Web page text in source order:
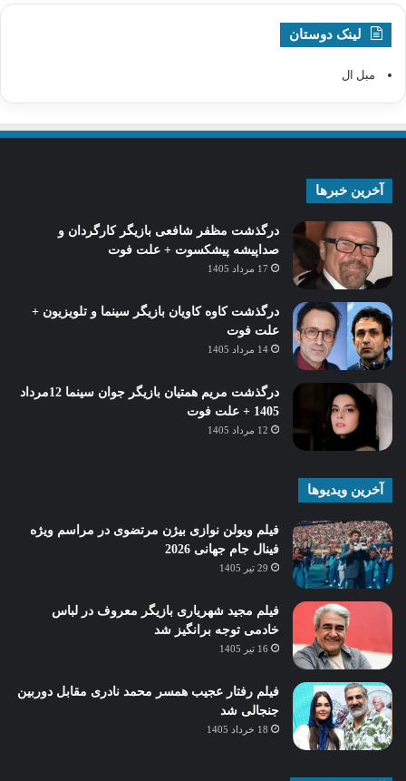
لینک دوستان
مبل ال
آخرین خبرها
درگذشت مظفر شافعی بازیگر کارگردان و
صداپیشه پیشکسوت + علت فوت
17 مرداد 1405
درگذشت کاوه کاویان بازیگر سینما و تلویزیون +
علت فوت
14 مرداد 1405
درگذشت مریم همتیان بازیگر جوان سینما 12مرداد
1405 + علت فوت
12 مرداد 1405
آخرین ویدیوها
فیلم ویولن نوازی بیژن مرتضوی در مراسم ویژه
فینال جام جهانی 2026
29 تیر 1405
فیلم مجید شهریاری بازیگر معروف در لباس
خادمی توجه برانگیز شد
16 تیر 1405
فیلم رفتار عجیب همسر محمد نادری مقابل دوربین
جنجالی شد
18 خرداد 1405